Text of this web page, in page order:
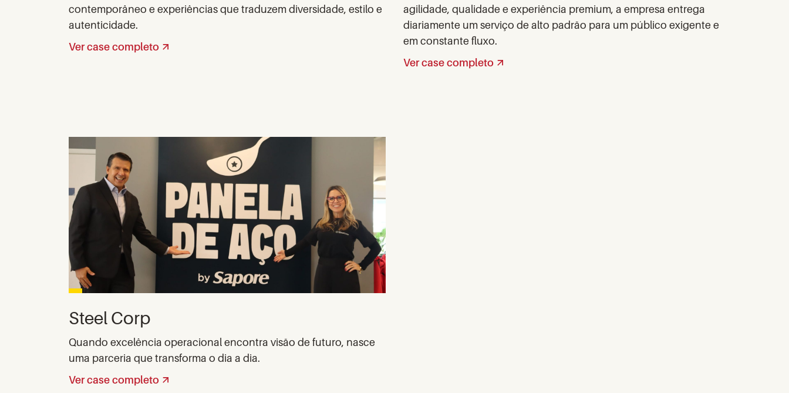
contemporâneo e experiências que traduzem diversidade, estilo e
autenticidade.
Ver case completo
agilidade, qualidade e experiência premium, a empresa entrega
diariamente um serviço de alto padrão para um público exigente e
em constante fluxo.
Ver case completo
Steel Corp
Quando excelência operacional encontra visão de futuro, nasce
uma parceria que transforma o dia a dia.
Ver case completo